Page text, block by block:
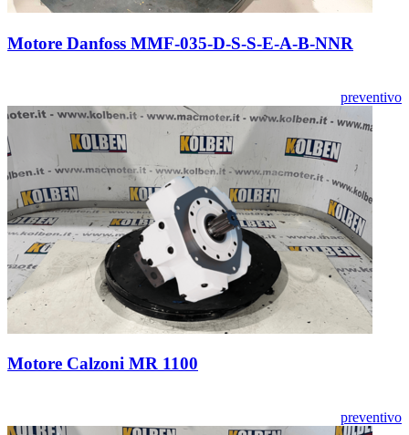
Motore Danfoss MMF-035-D-S-S-E-A-B-NNR
preventivo
Motore Calzoni MR 1100
preventivo